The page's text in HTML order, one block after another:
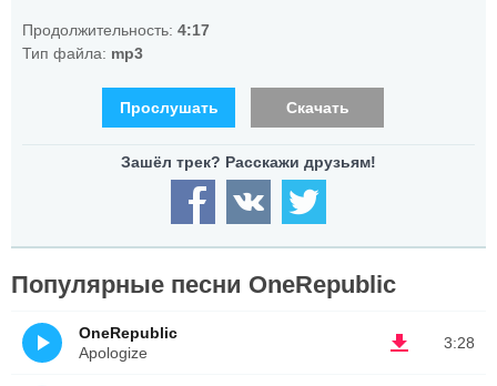
Продолжительность: 4:17
Тип файла: mp3
Прослушать Скачать
Популярные песни OneRepublic
3:28
OneRepublic
Apologize